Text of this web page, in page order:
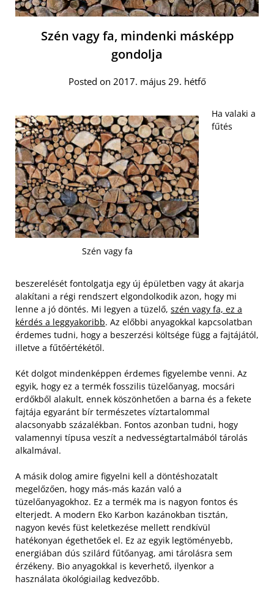
Szén vagy fa, mindenki másképp
gondolja
Posted on 2017. május 29. hétfő
Szén vagy fa
Ha valaki a
fűtés
beszerelését fontolgatja egy új épületben vagy át akarja
alakítani a régi rendszert elgondolkodik azon, hogy mi
lenne a jó döntés. Mi legyen a tüzelő, szén vagy fa, ez a
kérdés a leggyakoribb. Az előbbi anyagokkal kapcsolatban
érdemes tudni, hogy a beszerzési költsége függ a fajtájától,
illetve a fűtőértékétől.
Két dolgot mindenképpen érdemes figyelembe venni. Az
egyik, hogy ez a termék fosszilis tüzelőanyag, mocsári
erdőkből alakult, ennek köszönhetően a barna és a fekete
fajtája egyaránt bír természetes víztartalommal
alacsonyabb százalékban. Fontos azonban tudni, hogy
valamennyi típusa veszít a nedvességtartalmából tárolás
alkalmával.
A másik dolog amire figyelni kell a döntéshozatalt
megelőzően, hogy más-más kazán való a
tüzelőanyagokhoz. Ez a termék ma is nagyon fontos és
elterjedt. A modern Eko Karbon kazánokban tisztán,
nagyon kevés füst keletkezése mellett rendkívül
hatékonyan égethetőek el. Ez az egyik legtöményebb,
energiában dús szilárd fűtőanyag, ami tárolásra sem
érzékeny. Bio anyagokkal is keverhető, ilyenkor a
használata ökológiailag kedvezőbb.